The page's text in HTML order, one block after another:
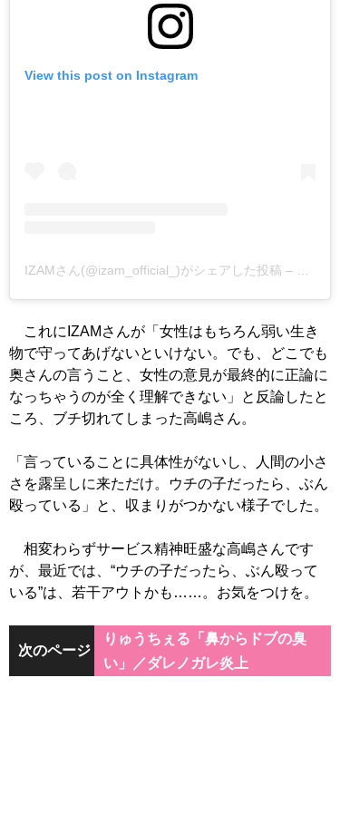
View this post on Instagram
IZAMさん(@izam_official_)がシェアした投稿 –
これにIZAMさんが「女性はもちろん弱い生き
物で守ってあげないといけない。でも、どこでも
奥さんの言うこと、女性の意見が最終的に正論に
なっちゃうのが全く理解できない」と反論したと
ころ、ブチ切れてしまった高嶋さん。
「言っていることに具体性がないし、人間の小さ
さを露呈しに来ただけ。ウチの子だったら、ぶん
殴っている」と、収まりがつかない様子でした。
相変わらずサービス精神旺盛な高嶋さんです
が、最近では、“ウチの子だったら、ぶん殴って
いる”は、若干アウトかも……。お気をつけを。
次のページ
りゅうちぇる「鼻からドブの臭
い」／ダレノガレ炎上